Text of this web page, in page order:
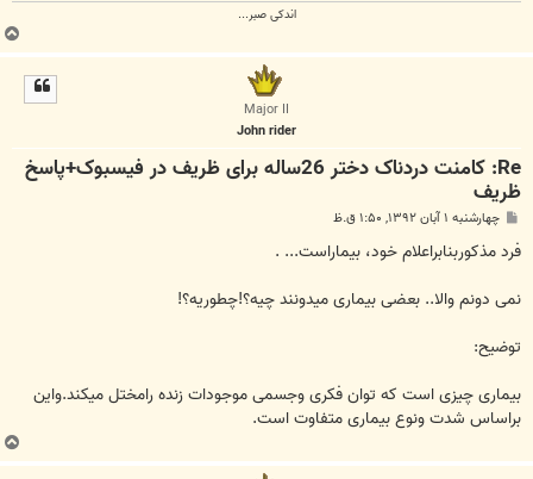
اندکی صبر...
ب
ا
Major II
John rider
Re: کامنت دردناک دختر 26ساله برای ظریف در فیسبوک+پاسخ
ظریف
پ
ت
چهارشنبه ۱ آبان ۱۳۹۲, ۱:۵۰ ق.ظ
فرد مذکوربنابراعلام خود، بیماراست... .
نمی دونم والا.. بعضی بیماری میدونند چیه؟!چطوریه؟!
توضیح:
بیماری چیزی است که توان فکری وجسمی موجودات زنده رامختل میکند.واین
براساس شدت ونوع بیماری متفاوت است.
ب
ا